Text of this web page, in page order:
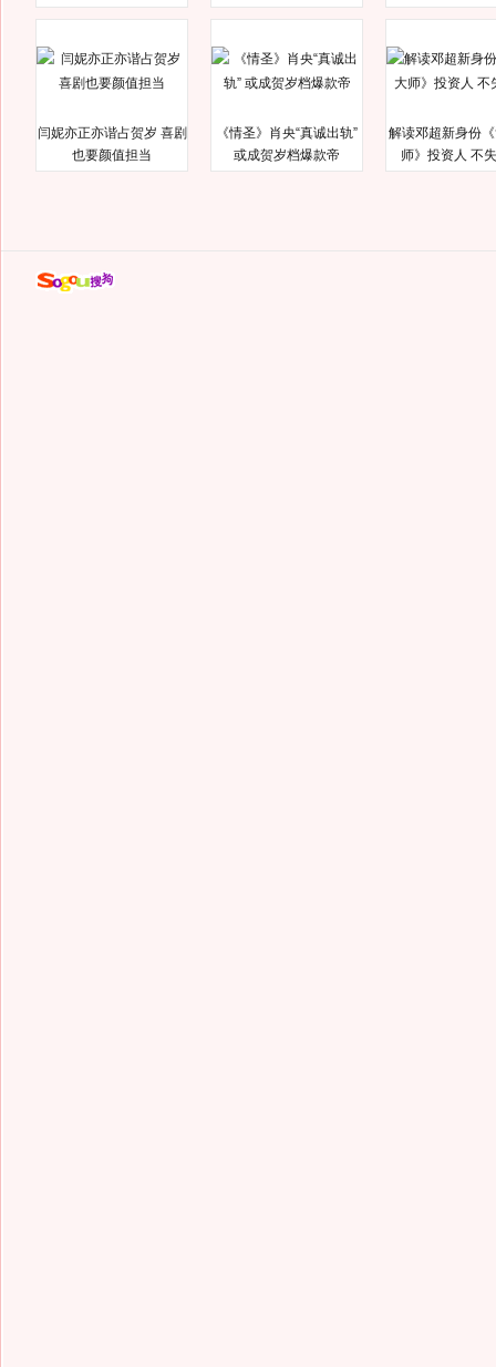
闫妮亦正亦谐占贺岁 喜剧
也要颜值担当
《情圣》肖央“真诚出轨”
或成贺岁档爆款帝
解读邓超新身份
师》投资人 不